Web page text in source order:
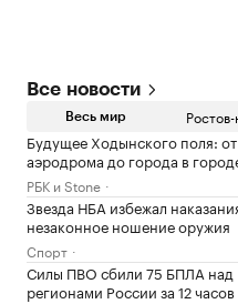
Все новости
Весь мир
Будущее Ходынского поля:
аэродрома до города в
РБК и Stone
Звезда НБА избежал
незаконное ношение оружия
Спорт
Силы ПВО сбили 75 БПЛА над
регионами России за 12 часов